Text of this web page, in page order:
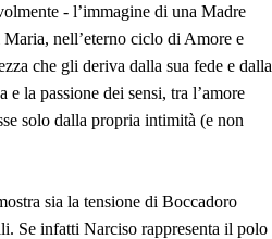
- l’immagine di una Madre
nell’eterno ciclo di Amore e
che gli deriva dalla sua fede e dalla
la passione dei sensi, tra l’amore
solo dalla propria intimità (e non
sia la tensione di Boccadoro
Se infatti Narciso rappresenta il polo